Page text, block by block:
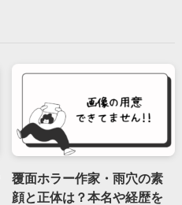
覆面ホラー作家・雨穴の素
顔と正体は？本名や経歴を